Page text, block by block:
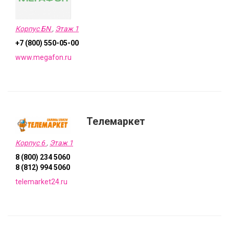
Корпус БN, Этаж 1
+7 (800) 550-05-00
www.megafon.ru
Телемаркет
Корпус 6, Этаж 1
8 (800) 234 5060
8 (812) 994 5060
telemarket24.ru